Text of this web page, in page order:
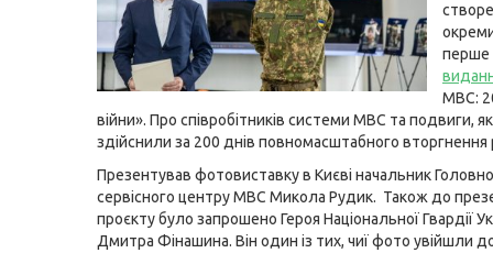
перше
МВС:
війни». Про співробітників системи МВС та подвиги,
здійснили за 200 днів повномасштабного вторгнення
Презентував фотовиставку в Києві начальник
сервісного центру МВС Микола Рудик. Також до
проєкту було запрошено Героя Національної Гвардії
Дмитра Фінашина. Він один із тих, чиї фото увійшли